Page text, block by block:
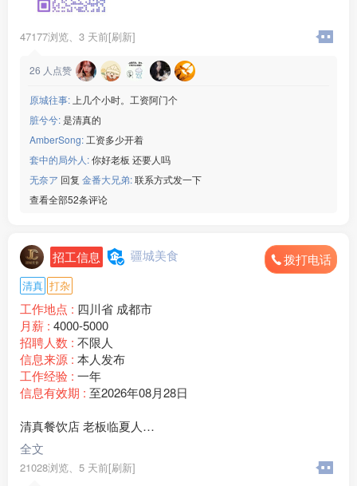
月休两天
工作地点：四川成都
联系电话：15***52
47177浏览、 3 天前[刷新]
26 人点赞
原城往事:上几个小时。工资阿门个
脏兮兮:是清真的
AmberSong:工资多少开着
套中的局外人:你好老板 还要人吗
无奈ア 回复 金番大兄弟:联系方式发一下
查看全部52条评论
招工信息 疆城美食 拨打电话
清真 打杂
工作地点 : 四川省 成都市
月薪 : 4000-5000
招聘人数 : 不限人
信息来源 : 本人发布
工作经验 : 一年
信息有效期 : 至2026年08月28日
清真餐饮店 老板临夏人
1、能熟练捞面操作，有餐饮面食经验优先；
2、手脚麻利，能兼顾前后厅工作，吃苦耐劳，有责任心
全文
21028浏览、 5 天前[刷新]